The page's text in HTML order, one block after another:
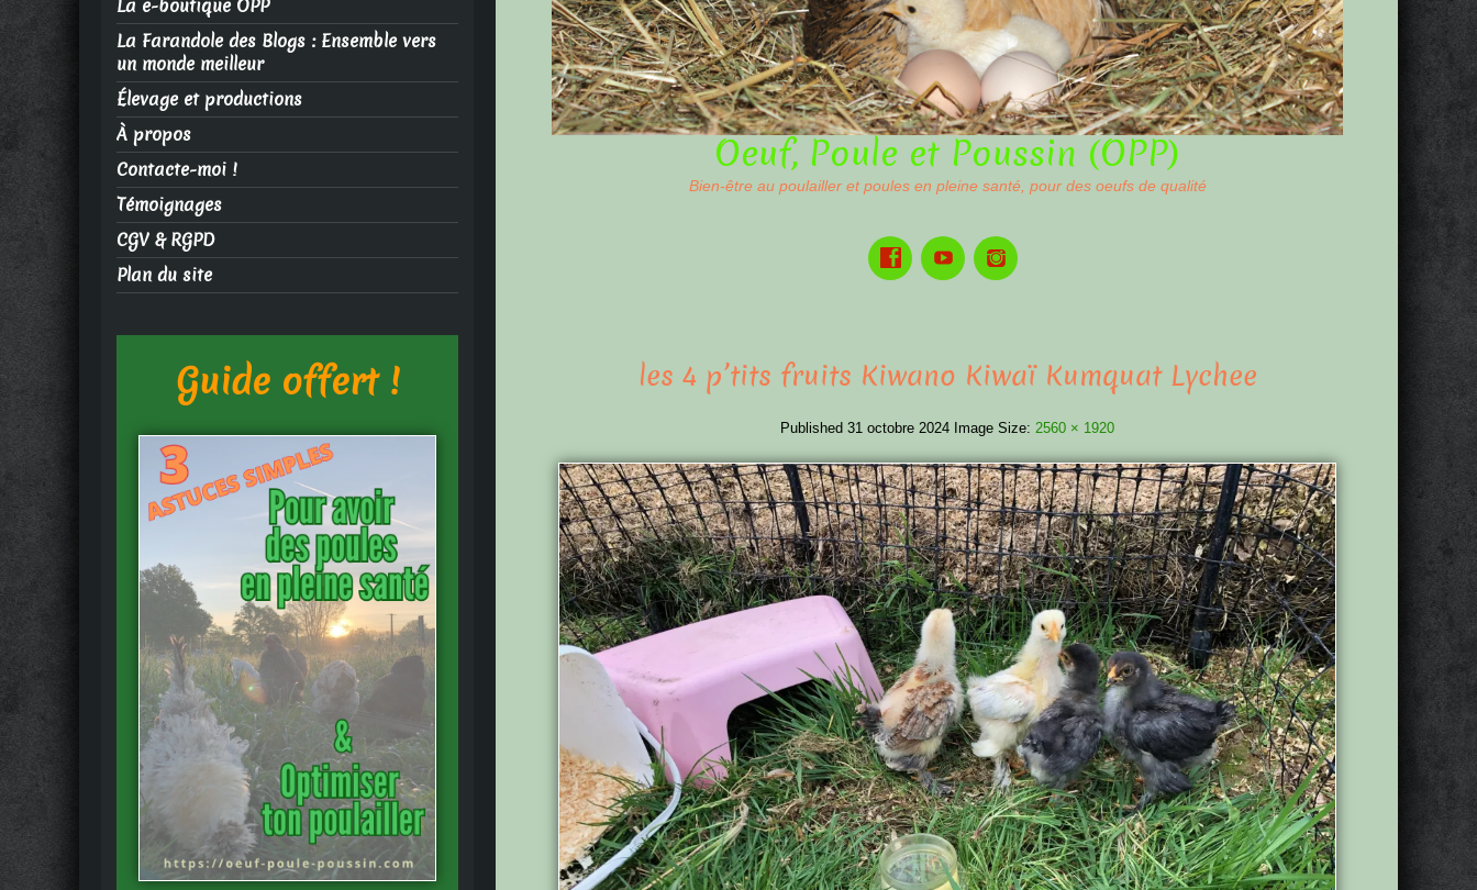
Oeuf, Poule et Poussin (OPP)
Bien-être au poulailler et poules en pleine santé, pour des oeufs de qualité
les 4 p’tits fruits Kiwano Kiwaï Kumquat Lychee
Published31 octobre 2024 Image Size:2560 × 1920
La e-boutique OPP
La Farandole des Blogs : Ensemble vers
un monde meilleur
Élevage et productions
À propos
Contacte-moi !
Témoignages
CGV & RGPD
Plan du site
Guide offert !